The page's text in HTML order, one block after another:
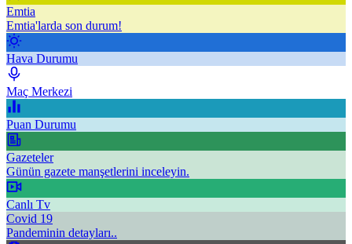
Emtia
Emtia'larda son durum!
Hava Durumu
Maç Merkezi
Puan Durumu
Gazeteler
Günün gazete manşetlerini inceleyin.
Canlı Tv
Covid 19
Pandeminin detayları..